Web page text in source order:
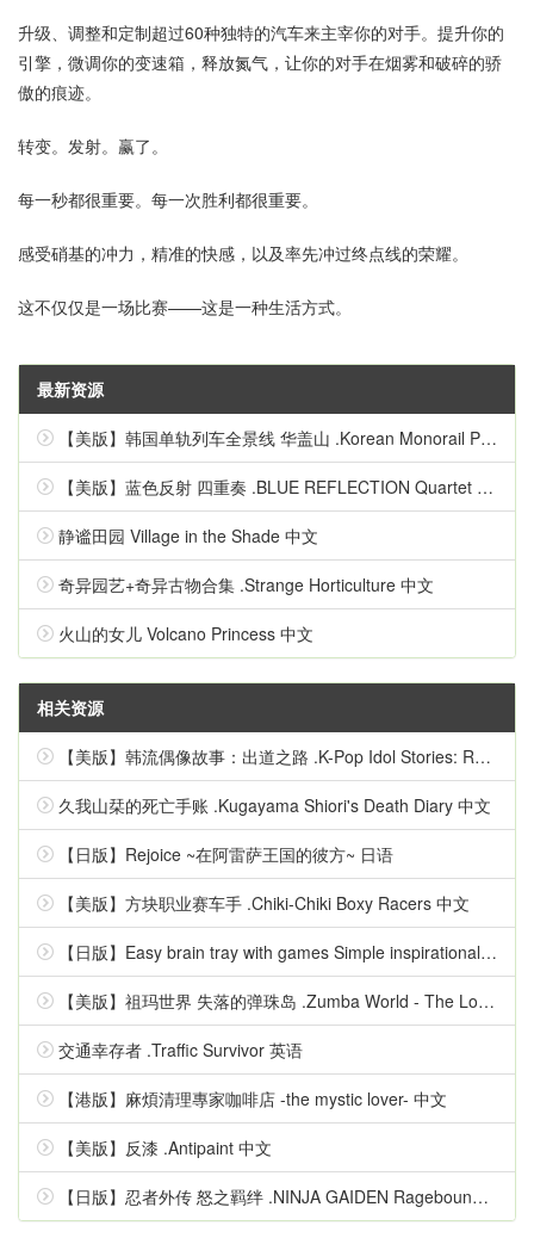
升级、调整和定制超过60种独特的汽车来主宰你的对手。提升你的
引擎，微调你的变速箱，释放氮气，让你的对手在烟雾和破碎的骄
傲的痕迹。
转变。发射。赢了。
每一秒都很重要。每一次胜利都很重要。
感受硝基的冲力，精准的快感，以及率先冲过终点线的荣耀。
这不仅仅是一场比赛——这是一种生活方式。
最新资源
【美版】韩国单轨列车全景线 华盖山 .Korean Monorail Panorama Line Hwagaesan 中文
【美版】蓝色反射 四重奏 .BLUE REFLECTION Quartet 英语
静谧田园 Village in the Shade 中文
奇异园艺+奇异古物合集 .Strange Horticulture 中文
火山的女儿 Volcano Princess 中文
相关资源
【美版】韩流偶像故事：出道之路 .K-Pop Idol Stories: Road to Debut 英语
久我山栞的死亡手账 .Kugayama Shiori's Death Diary 中文
【日版】Rejoice ~在阿雷萨王国的彼方~ 日语
【美版】方块职业赛车手 .Chiki-Chiki Boxy Racers 中文
【日版】Easy brain tray with games Simple inspirational quizzes 日语
【美版】祖玛世界 失落的弹珠岛 .Zumba World - The Lost Marble Island 中文
交通幸存者 .Traffic Survivor 英语
【港版】麻煩清理專家咖啡店 -the mystic lover- 中文
【美版】反漆 .Antipaint 中文
【日版】忍者外传 怒之羁绊 .NINJA GAIDEN Ragebound 中文